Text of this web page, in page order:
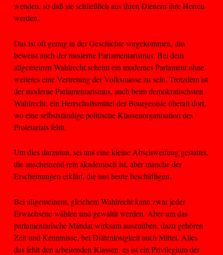
wenden, so daß sie schließlich aus ihren Dienern ihre Herren
werden.
Das ist oft genug in der Geschichte vorgekommen, das
beweist auch der moderne Parlamentarismus. Bei dem
allgemeinen Wahlrecht scheint ein modernes Parlament ohne
weiteres eine Vertretung der Volksmasse zu sein. Trotzdem ist
der moderne Parlamentarismus, auch beim demokratischsten
Wahlrecht, ein Herrschaftsmittel der Bourgeoisie überall dort,
wo eine selbstständige politische Klassenorganisation des
Proletariats fehlt.
Um dies darzutun, sei uns eine kleine Abschweifung gestattet,
die anscheinend rein akademisch ist, aber manche der
Erscheinungen erklärt, die uns heute beschäftigen.
Bei allgemeinem, gleichem Wahlrecht kann zwar jeder
Erwachsene wählen und gewählt werden. Aber um das
parlamentarische Mandat wirksam auszuüben, dazu gehören
Zeit und Kenntnisse, bei Diätenlosigkeit auch Mittel. Alles
das fehlt den arbeitenden Klassen, es ist ein Privilegium der